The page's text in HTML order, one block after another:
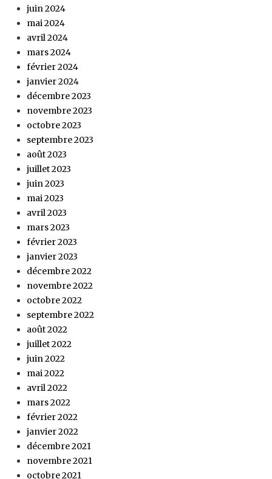
juin 2024
mai 2024
avril 2024
mars 2024
février 2024
janvier 2024
décembre 2023
novembre 2023
octobre 2023
septembre 2023
août 2023
juillet 2023
juin 2023
mai 2023
avril 2023
mars 2023
février 2023
janvier 2023
décembre 2022
novembre 2022
octobre 2022
septembre 2022
août 2022
juillet 2022
juin 2022
mai 2022
avril 2022
mars 2022
février 2022
janvier 2022
décembre 2021
novembre 2021
octobre 2021